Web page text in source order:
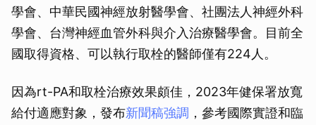
學會、中華民國神經放射醫學會、社團法人神經外科
學會、台灣神經血管外科與介入治療醫學會。目前全
國取得資格、可以執行取栓的醫師僅有224人。
因為rt-PA和取栓治療效果頗佳，2023年健保署放寬
給付適應對象，發布新聞稿強調 ，參考國際實證和臨